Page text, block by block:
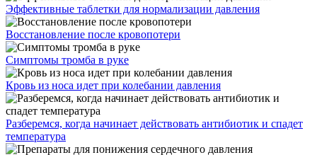
Эффективные таблетки для нормализации давления
Восстановление после кровопотери
Симптомы тромба в руке
Кровь из носа идет при колебании давления
Разберемся, когда начинает действовать антибиотик и спадет
температура